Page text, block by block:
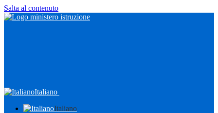
Salta al contenuto
Italiano
Italiano